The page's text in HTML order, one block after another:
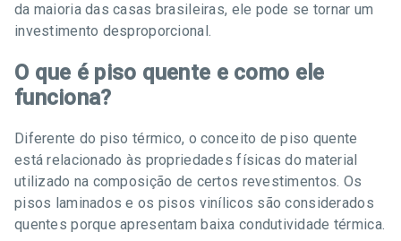
da maioria das casas brasileiras, ele pode se tornar um
investimento desproporcional.
O que é piso quente e como ele
funciona?
Diferente do piso térmico, o conceito de piso quente
está relacionado às propriedades físicas do material
utilizado na composição de certos revestimentos. Os
pisos laminados e os pisos vinílicos são considerados
quentes porque apresentam baixa condutividade térmica.